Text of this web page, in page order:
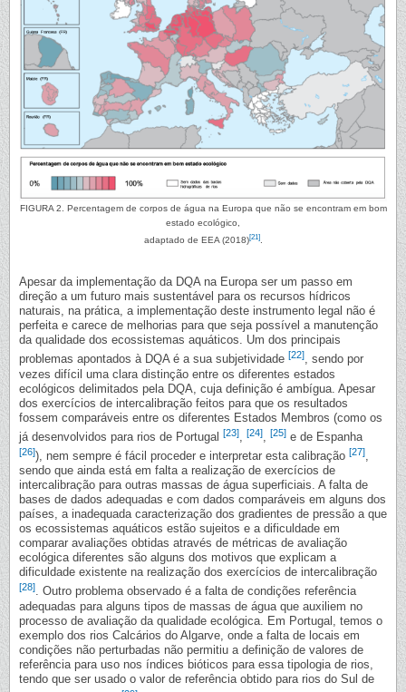
FIGURA 2. Percentagem de corpos de água na Europa que não se encontram em bom
estado ecológico,
adaptado de EEA (2018)[21].
Apesar da implementação da DQA na Europa ser um passo em
direção a um futuro mais sustentável para os recursos hídricos
naturais, na prática, a implementação deste instrumento legal não é
perfeita e carece de melhorias para que seja possível a manutenção
da qualidade dos ecossistemas aquáticos. Um dos principais
problemas apontados à DQA é a sua subjetividade [22], sendo por
vezes difícil uma clara distinção entre os diferentes estados
ecológicos delimitados pela DQA, cuja definição é ambígua. Apesar
dos exercícios de intercalibração feitos para que os resultados
fossem comparáveis entre os diferentes Estados Membros (como os
já desenvolvidos para rios de Portugal [23], [24], [25] e de Espanha
[26]), nem sempre é fácil proceder e interpretar esta calibração [27],
sendo que ainda está em falta a realização de exercícios de
intercalibração para outras massas de água superficiais. A falta de
bases de dados adequadas e com dados comparáveis em alguns dos
países, a inadequada caracterização dos gradientes de pressão a que
os ecossistemas aquáticos estão sujeitos e a dificuldade em
comparar avaliações obtidas através de métricas de avaliação
ecológica diferentes são alguns dos motivos que explicam a
dificuldade existente na realização dos exercícios de intercalibração
[28]. Outro problema observado é a falta de condições referência
adequadas para alguns tipos de massas de água que auxiliem no
processo de avaliação da qualidade ecológica. Em Portugal, temos o
exemplo dos rios Calcários do Algarve, onde a falta de locais em
condições não perturbadas não permitiu a definição de valores de
referência para uso nos índices bióticos para essa tipologia de rios,
tendo que ser usado o valor de referência obtido para rios do Sul de